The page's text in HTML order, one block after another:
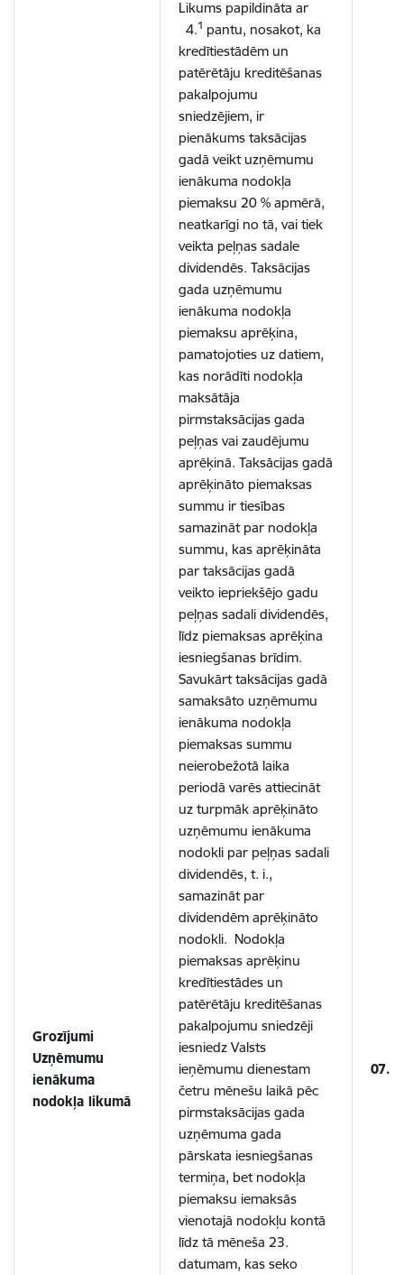
Grozījumi
Uzņēmumu
ienākuma
nodokļa likumā
Likums papildināta ar
4.1 pantu, nosakot, ka
kredītiestādēm un
patērētāju kreditēšanas
pakalpojumu
sniedzējiem, ir
pienākums taksācijas
gadā veikt uzņēmumu
ienākuma nodokļa
piemaksu 20 % apmērā,
neatkarīgi no tā, vai tiek
veikta peļņas sadale
dividendēs. Taksācijas
gada uzņēmumu
ienākuma nodokļa
piemaksu aprēķina,
pamatojoties uz datiem,
kas norādīti nodokļa
maksātāja
pirmstaksācijas gada
peļņas vai zaudējumu
aprēķinā. Taksācijas gadā
aprēķināto piemaksas
summu ir tiesības
samazināt par nodokļa
summu, kas aprēķināta
par taksācijas gadā
veikto iepriekšējo gadu
peļņas sadali dividendēs,
līdz piemaksas aprēķina
iesniegšanas brīdim.
Savukārt taksācijas gadā
samaksāto uzņēmumu
ienākuma nodokļa
piemaksas summu
neierobežotā laika
periodā varēs attiecināt
uz turpmāk aprēķināto
uzņēmumu ienākuma
nodokli par peļņas sadali
dividendēs, t. i.,
samazināt par
dividendēm aprēķināto
nodokli. Nodokļa
piemaksas aprēķinu
kredītiestādes un
patērētāju kreditēšanas
pakalpojumu sniedzēji
iesniedz Valsts
ieņēmumu dienestam
četru mēnešu laikā pēc
pirmstaksācijas gada
uzņēmuma gada
pārskata iesniegšanas
termiņa, bet nodokļa
piemaksu iemaksās
vienotajā nodokļu kontā
līdz tā mēneša 23.
datumam, kas seko